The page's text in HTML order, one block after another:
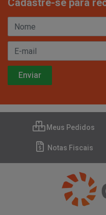
Cadastre-se para
Meus Pedidos
Notas Fiscais